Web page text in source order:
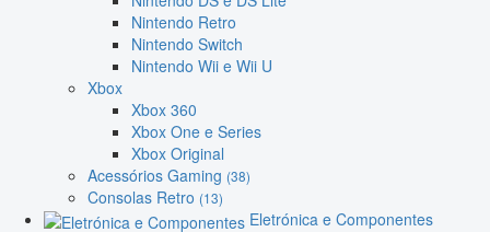
Nintendo Retro
Nintendo Switch
Nintendo Wii e Wii U
Xbox
Xbox 360
Xbox One e Series
Xbox Original
Acessórios Gaming (38)
Consolas Retro (13)
Eletrónica e Componentes